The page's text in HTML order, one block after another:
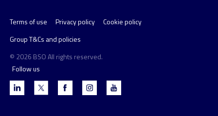
Terms of use Privacy policy
Cookie policy
Group T&Cs and policies
© 2026 BSO All rights reserved.
Follow us